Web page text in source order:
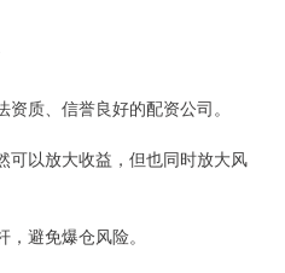
质、信誉良好的配资公司。
可以放大收益，但也同时放大风
避免爆仓风险。